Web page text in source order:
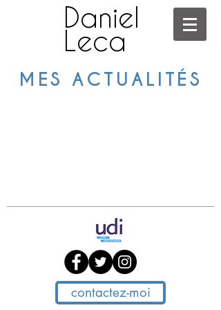
Daniel
Leca
MES ACTUALITÉS
contactez-moi